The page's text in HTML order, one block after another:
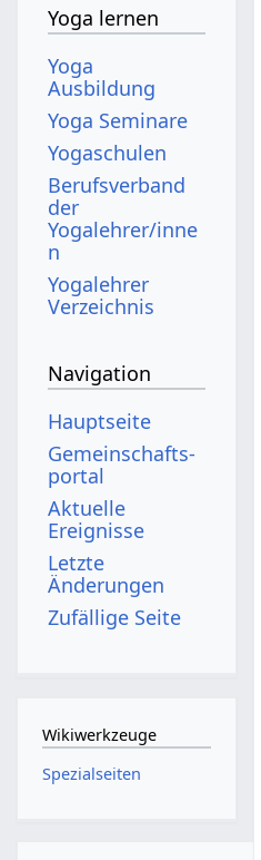
Yoga lernen
Yoga
Ausbildung
Yoga Seminare
Yogaschulen
Berufsverband
der
Yogalehrer/inne
n
Yogalehrer
Verzeichnis
Navigation
Hauptseite
Gemeinschafts­
portal
Aktuelle
Ereignisse
Letzte
Änderungen
Zufällige Seite
Wikiwerkzeuge
Spezialseiten